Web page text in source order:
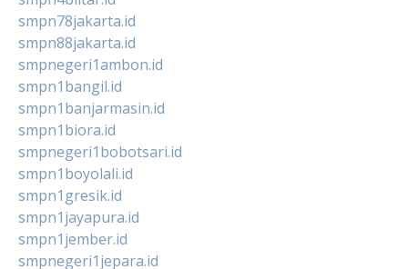
smpn78jakarta.id
smpn88jakarta.id
smpnegeri1ambon.id
smpn1bangil.id
smpn1banjarmasin.id
smpn1biora.id
smpnegeri1bobotsari.id
smpn1boyolali.id
smpn1gresik.id
smpn1jayapura.id
smpn1jember.id
smpnegeri1jepara.id